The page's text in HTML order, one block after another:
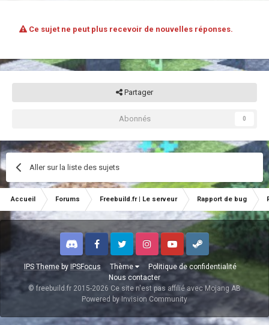
Ce sujet ne peut plus recevoir de nouvelles réponses.
Partager
Abonnés 0
Aller sur la liste des sujets
Accueil Forums Freebuild.fr | Le serveur Rapport de bug
IPS Themeby IPSFocus Thème
Politique de confidentialité
Nous contacter
Discord FacebookTwitter InstagramYoutubeSteam
© freebuild.fr 2015-2026 Ce site n'est pas affilié avec Mojang AB
Powered by Invision Community